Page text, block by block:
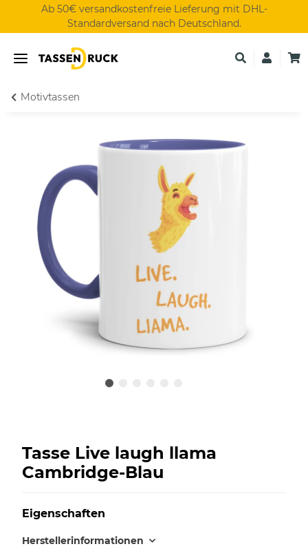
Ab 50€ versandkostenfreie Lieferung mit DHL-
Standardversand nach Deutschland.
Motivtassen
Tasse Live laugh llama
Cambridge-Blau
Eigenschaften
Herstellerinformationen